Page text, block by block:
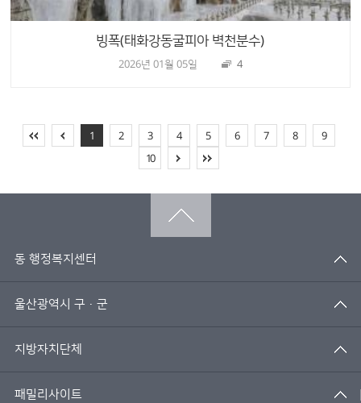
빙폭(태화강동굴피아 벽천분수)
2026년 01월 05일 4
1 2 3 4 5 6 7 8
9
10
동 행정복지센터
울산광역시 구·군
지방자치단체
패밀리사이트